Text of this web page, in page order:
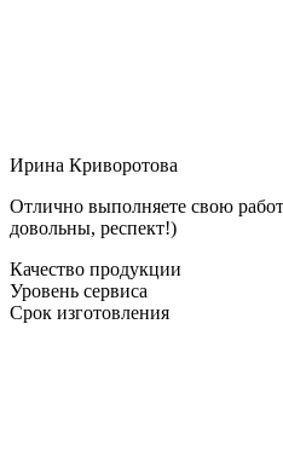
Ирина Криворотова
Отлично выполняете свою
довольны, респект!)
Качество продукции
Уровень сервиса
Срок изготовления